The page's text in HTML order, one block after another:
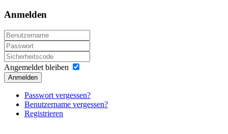
Anmelden
Angemeldet bleiben
Anmelden
Passwort vergessen?
Benutzername vergessen?
Registrieren